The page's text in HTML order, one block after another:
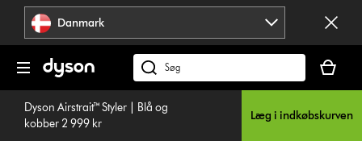
Spring
navigation
Danmark
Søg
på
dyson.dk
er
tom
Dyson Airstrait™ Styler | Blå og
kobber 2 999 kr
Læg i indkøbskurven